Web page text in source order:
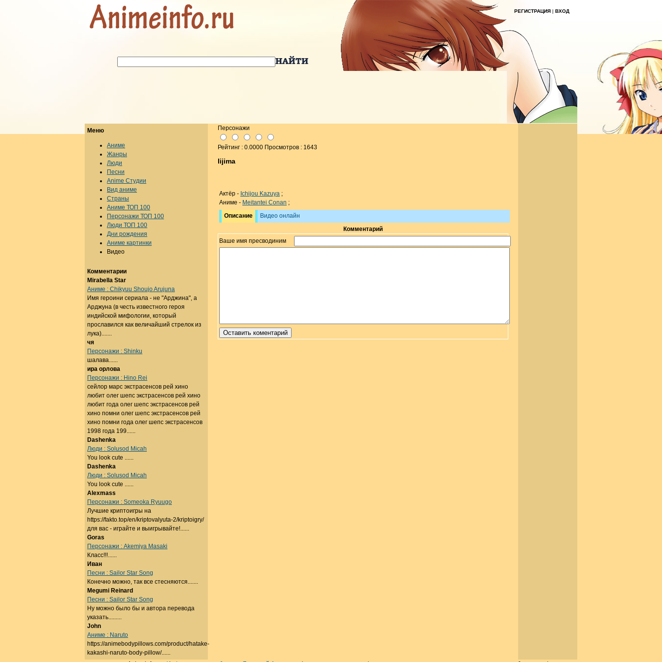
РЕГИСТРАЦИЯ | ВХОД
Персонажи
Рейтинг : 0.0000 Просмотров : 1643
Iijima
Актёр - Ichijou Kazuya ;
Аниме - Meitantei Conan ;
Описание
Видео онлайн
Комментарий
Ваше имя пресводиним
Меню
Аниме
Жанры
Люди
Песни
Anime Студии
Вид аниме
Страны
Аниме ТОП 100
Персонажи ТОП 100
Люди ТОП 100
Дни рождения
Аниме картинки
Видео
Комментарии
Mirabella Star
Аниме : Chikyuu Shoujo Arujuna
Имя героини сериала - не "Арджина", а
Арджуна (в честь известного героя
индийской мифологии, который
прославился как величайший стрелок из
лука).......
чя
Персонажи : Shinku
шалава......
ира орлова
Персонажи : Hino Rei
сейлор марс экстрасенсов рей хино
любит олег шепс экстрасенсов рей хино
любит года олег шепс экстрасенсов рей
хино помни олег шепс экстрасенсов рей
хино помни года олег шепс экстрасенсов
1998 года 199......
Dashenka
Люди : Solusod Micah
You look cute ......
Dashenka
Люди : Solusod Micah
You look cute ......
Alexmass
Персонажи : Someoka Ryuugo
Лучшие криптоигры на
https://fakto.top/en/kriptovalyuta-2/kriptoigry/
для вас - играйте и выигрывайте!......
Goras
Персонажи : Akemiya Masaki
Класс!!!......
Иван
Песни : Sailor Star Song
Конечно можно, так все стесняются.......
Megumi Reinard
Песни : Sailor Star Song
Ну можно было бы и автора перевода
указать.........
John
Аниме : Naruto
https://animebodypillows.com/product/hatake-
kakashi-naruto-body-pillow/......